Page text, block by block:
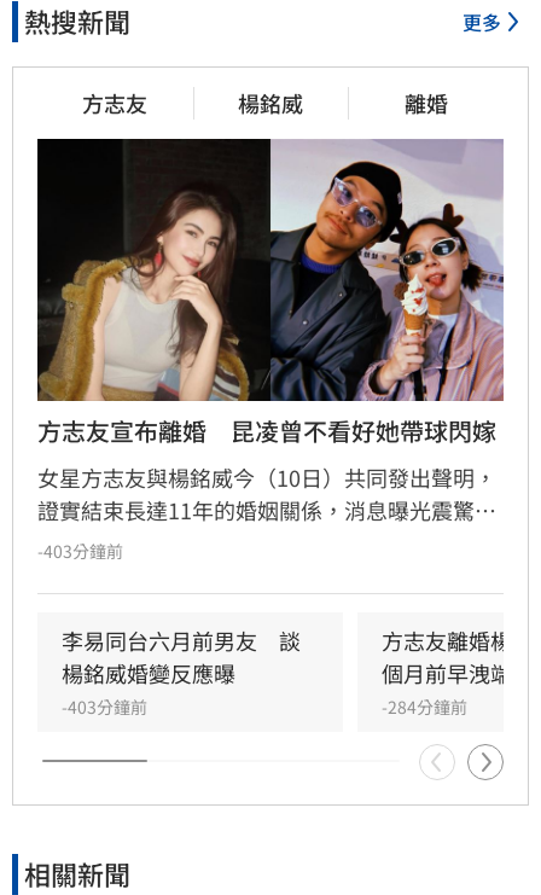
熱搜新聞 更多
方志友 楊銘威 離婚
方志友宣布離婚　昆凌曾不看好她帶球閃嫁
女星方志友與楊銘威今（10日）共同發出聲明，
證實結束長達11年的婚姻關係，消息曝光震驚娛
樂圈。回顧兩人當年奉子成婚，作為證婚人的閨
屈，甚至曾為方志友的幸福暗自操心。面對外界
好奇離婚主因，雙方聲明中未詳談細節，僅強調
現階段最重要的是陪伴孩子成長，未來兩人將在
各自的人生與工作崗位上繼續努力，並感謝外界
對於家庭隱私的尊重，
-403分鐘前
李易同台六月前男友　談
楊銘威婚變反應曝
-403分鐘前
方志友離婚楊
個月前早洩端倪
-284分鐘前
相關新聞